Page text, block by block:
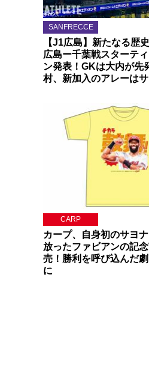
SANFRECCE
【J1広島】新たなる歴
広島ー千葉戦スターテ
ン発表！GKは大内が先
村、新加入のアレーは
CARP
カープ、自身初のサヨ
放ったファビアンの記
売！勝利を呼び込んだ
に